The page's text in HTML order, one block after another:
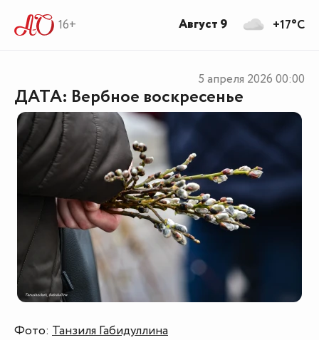
16+
ДАТА: Вербное воскресенье
5 апреля 2026 00:00
Фото: Танзиля Габидуллина
+17°C
Август 9